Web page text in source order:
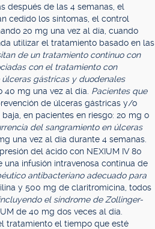
después de las 4 semanas, el
cedido los síntomas, el control
20 mg una vez al día, cuando
utilizar el tratamiento basado en las
de un tratamiento continuo con
con el tratamiento con
úlceras gástricas y duodenales
40 mg una vez al día. Pacientes que
de úlceras gástricas y/o
en pacientes en riesgo: 20 mg o
del sangramiento en úlceras
una vez al día durante 4 semanas.
del ácido con NEXIUM IV 80
infusión intravenosa continua de
antibacteriano adecuado para
y 500 mg de claritromicina, todos
el síndrome de Zollinger-
de 40 mg dos veces al día.
tratamiento el tiempo que esté